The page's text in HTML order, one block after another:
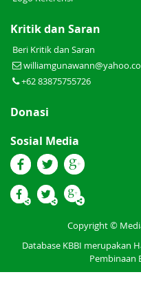
Kritik dan Saran
Beri Kritik dan Saran
+62 83875755726
Donasi
Sosial Media
Copyright ©
Database KBBI merupakan
Pembinaan